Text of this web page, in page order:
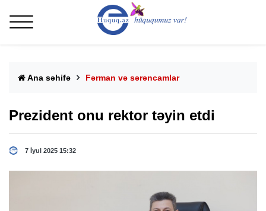
Ana səhifə Fərman və sərəncamlar
Prezident onu rektor təyin etdi
7 İyul 2025 15:32